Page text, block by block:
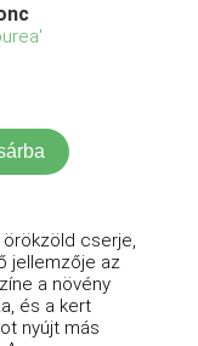
örökzöld cserje,
jellemzője az
a növény
és a kert
nyújt más